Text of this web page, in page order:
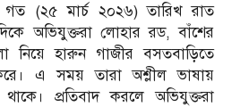
গত (২৫ মার্চ ২০২৬) তারিখ রাত
অভিযুক্তরা লোহার রড, বাঁশের
নিয়ে হারুন গাজীর বসতবাড়িতে
এ সময় তারা অশ্লীল ভাষায়
প্রতিবাদ করলে অভিযুক্তরা